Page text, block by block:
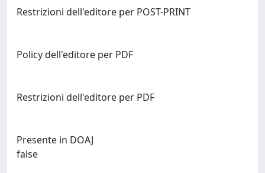
Restrizioni dell'editore per POST-PRINT
Policy dell'editore per PDF
Restrizioni dell'editore per PDF
Presente in DOAJ